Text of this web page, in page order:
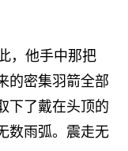
，他手中那把
的密集羽箭全部
下了戴在头顶的
数雨弧。震走无